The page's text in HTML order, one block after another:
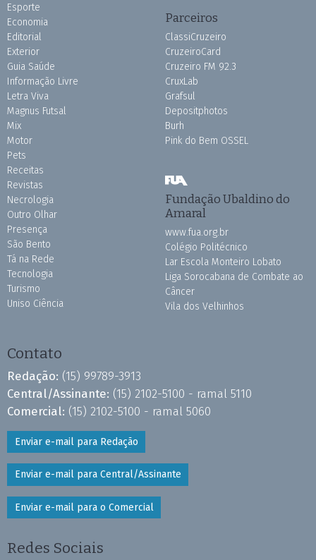
Esporte
Economia
Editorial
Exterior
Guia Saúde
Informação Livre
Letra Viva
Magnus Futsal
Mix
Motor
Pets
Receitas
Revistas
Necrologia
Outro Olhar
Presença
São Bento
Tá na Rede
Tecnologia
Turismo
Uniso Ciência
Parceiros
ClassiCruzeiro
CruzeiroCard
Cruzeiro FM 92.3
CruxLab
Grafsul
Depositphotos
Burh
Pink do Bem OSSEL
Fundação Ubaldino do
Amaral
www.fua.org.br
Colégio Politécnico
Lar Escola Monteiro Lobato
Liga Sorocabana de Combate ao
Câncer
Vila dos Velhinhos
Contato
Redação: (15) 99789-3913
Central/Assinante: (15) 2102-5100 - ramal 5110
Comercial: (15) 2102-5100 - ramal 5060
Enviar e-mail para Redação
Enviar e-mail para Central/Assinante
Enviar e-mail para o Comercial
Redes Sociais